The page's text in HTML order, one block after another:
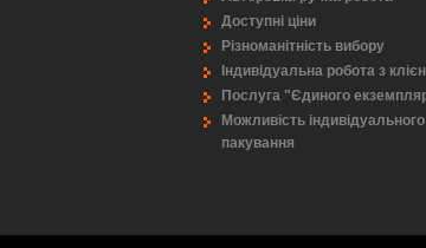
Доступні ціни
Різноманітність вибору
Індивідуальна робота з
Послуга "Єдиного
Можливість
пакування